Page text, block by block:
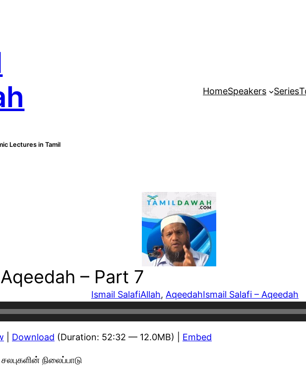
Lectures in Tamil
HomeSpeakers Series
– Part 7
Ismail SalafiAllah, AqeedahIsmail Salafi – Aqeedah
Download (Duration: 52:32 — 12.0MB) | Embed
நிலைப்பாடு